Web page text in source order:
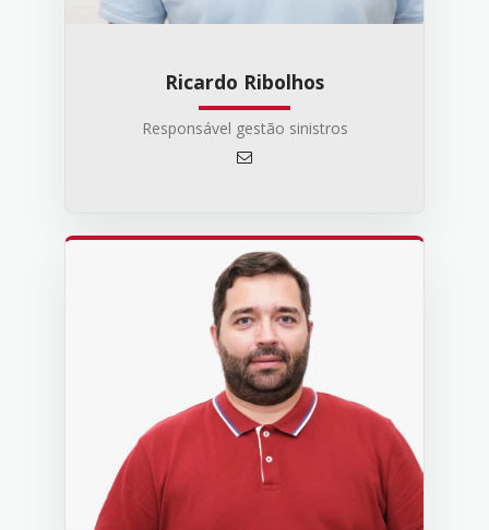
Ricardo Ribolhos
Responsável gestão sinistros